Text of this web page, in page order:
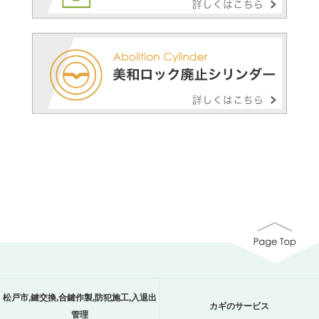
松戸市,鍵交換,合鍵作製,防犯施工,入退出
管理
カギのサービス